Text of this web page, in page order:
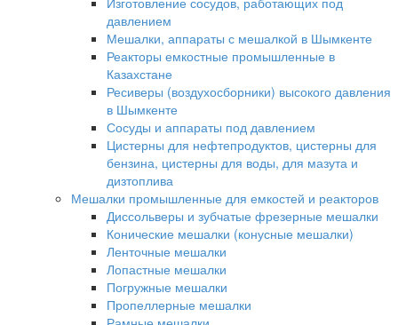
давлением
Мешалки, аппараты с мешалкой в Шымкенте
Реакторы емкостные промышленные в
Казахстане
Ресиверы (воздухосборники) высокого давления
в Шымкенте
Сосуды и аппараты под давлением
Цистерны для нефтепродуктов, цистерны для
бензина, цистерны для воды, для мазута и
дизтоплива
Мешалки промышленные для емкостей и реакторов
Диссольверы и зубчатые фрезерные мешалки
Конические мешалки (конусные мешалки)
Ленточные мешалки
Лопастные мешалки
Погружные мешалки
Пропеллерные мешалки